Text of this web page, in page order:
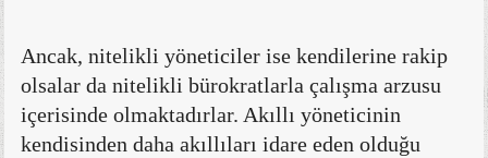
Ancak, nitelikli yöneticiler ise kendilerine rakip
olsalar da nitelikli bürokratlarla çalışma arzusu
içerisinde olmaktadırlar. Akıllı yöneticinin
kendisinden daha akıllıları idare eden olduğu